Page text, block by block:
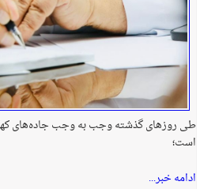
طی روزهای گذشته وجب به وجب جاده‌های
است؛
ادامه خبر...